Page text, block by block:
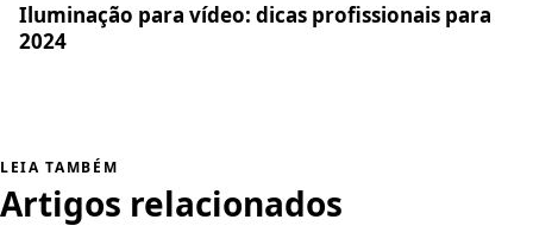
Iluminação para vídeo: dicas profissionais para
2024
LEIA TAMBÉM
Artigos relacionados